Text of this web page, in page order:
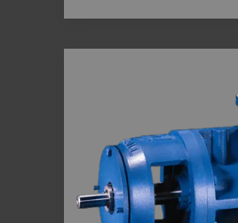
Prinsip
Kerja
dan